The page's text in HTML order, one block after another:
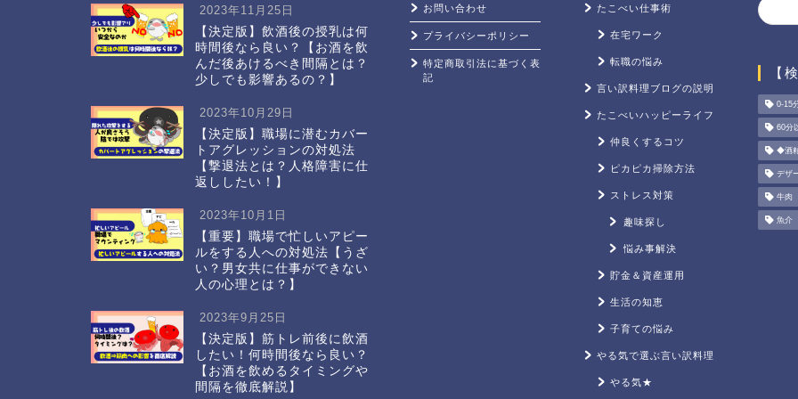
2023年11月25日
【決定版】飲酒後の授乳は何
時間後なら良い？【お酒を飲
んだ後あけるべき間隔とは？
少しでも影響あるの？】
2023年10月29日
【決定版】職場に潜むカバー
トアグレッションの対処法
【撃退法とは？人格障害に仕
返ししたい！】
2023年10月1日
【重要】職場で忙しいアピー
ルをする人への対処法【うざ
い？男女共に仕事ができない
人の心理とは？】
2023年9月25日
【決定版】筋トレ前後に飲酒
したい！何時間後なら良い？
【お酒を飲めるタイミングや
間隔を徹底解説】
お問い合わせ
プライバシーポリシー
特定商取引法に基づく表
記
たこべい仕事術
在宅ワーク
転職の悩み
言い訳料理ブログの説明
たこべいハッピーライフ
仲良くするコツ
ピカピカ掃除方法
ストレス対策
趣味探し
悩み事解決
貯金＆資産運用
生活の知恵
子育ての悩み
やる気で選ぶ言い訳料理
やる気★
【
0-15
60分
◆酒
デザ
牛肉
魚介